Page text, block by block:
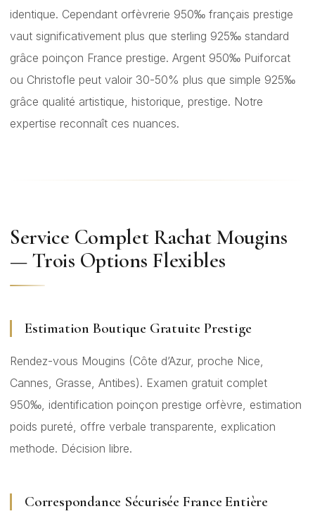
identique. Cependant orfèvrerie 950‰ français prestige
vaut significativement plus que sterling 925‰ standard
grâce poinçon France prestige. Argent 950‰ Puiforcat
ou Christofle peut valoir 30-50% plus que simple 925‰
grâce qualité artistique, historique, prestige. Notre
expertise reconnaît ces nuances.
Service Complet Rachat Mougins
— Trois Options Flexibles
Estimation Boutique Gratuite Prestige
Rendez-vous Mougins (Côte d’Azur, proche Nice,
Cannes, Grasse, Antibes). Examen gratuit complet
950‰, identification poinçon prestige orfèvre, estimation
poids pureté, offre verbale transparente, explication
methode. Décision libre.
Correspondance Sécurisée France Entière